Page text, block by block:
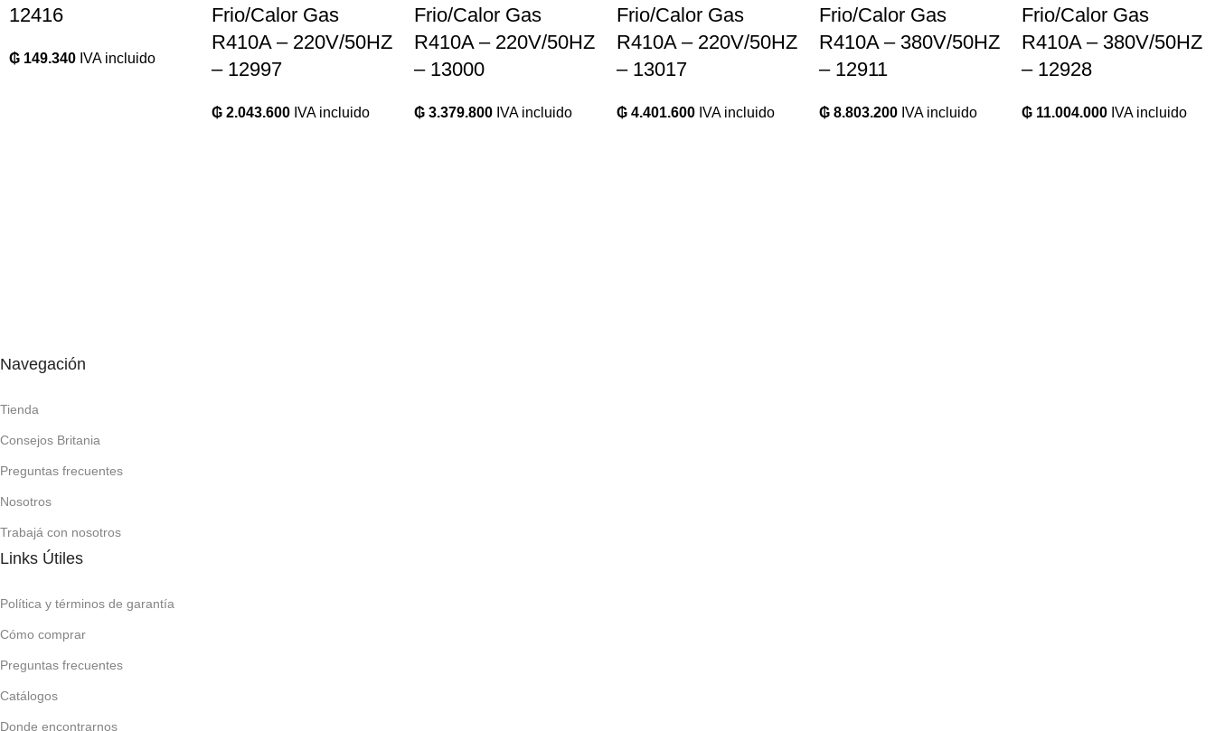
12416
₲ 149.340 IVA incluido
Frio/Calor Gas
R410A – 220V/50HZ
– 12997
₲ 2.043.600 IVA incluido
Frio/Calor Gas
R410A – 220V/50HZ
– 13000
₲ 3.379.800 IVA incluido
Frio/Calor Gas
R410A – 220V/50HZ
– 13017
₲ 4.401.600 IVA incluido
Frio/Calor Gas
R410A – 380V/50HZ
– 12911
₲ 8.803.200 IVA incluido
Frio/Calor Gas
R410A – 380V/50HZ
– 12928
₲ 11.004.000 IVA incluido
Navegación
Tienda
Consejos Britania
Preguntas frecuentes
Nosotros
Trabajá con nosotros
Links Útiles
Política y términos de garantía
Cómo comprar
Preguntas frecuentes
Catálogos
Donde encontrarnos